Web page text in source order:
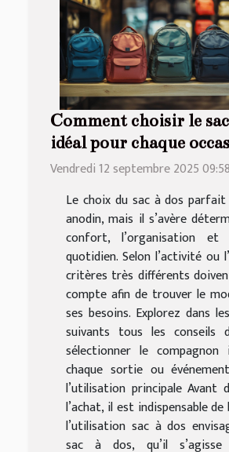
Comment choisir le sac
idéal pour chaque
Vendredi 12 septembre 2025 09:58
Le choix du sac à dos
anodin, mais il s’avère
confort, l’organisation
quotidien. Selon l’activité ou
critères très différents
compte afin de trouver le
ses besoins. Explorez dans
suivants tous les conseils
sélectionner le
chaque sortie ou
l’utilisation principale Avant
l’achat, il est indispensable
l’utilisation sac à dos
sac à dos, qu’il